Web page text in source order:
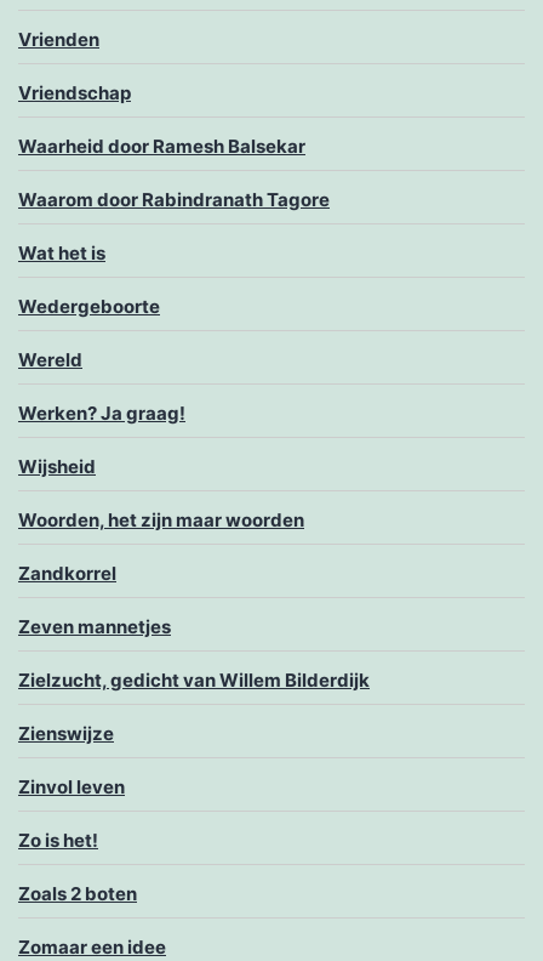
Vrienden
Vriendschap
Waarheid door Ramesh Balsekar
Waarom door Rabindranath Tagore
Wat het is
Wedergeboorte
Wereld
Werken? Ja graag!
Wijsheid
Woorden, het zijn maar woorden
Zandkorrel
Zeven mannetjes
Zielzucht, gedicht van Willem Bilderdijk
Zienswijze
Zinvol leven
Zo is het!
Zoals 2 boten
Zomaar een idee